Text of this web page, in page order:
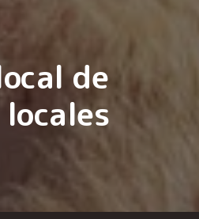
de